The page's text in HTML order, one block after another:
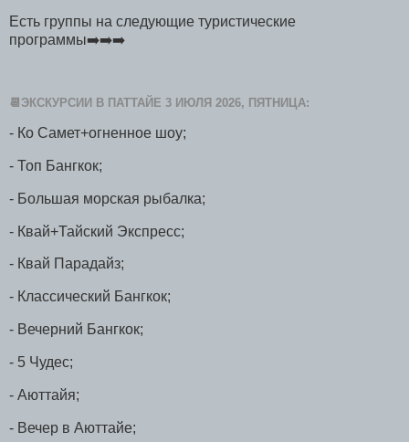
Есть группы на следующие туристические
программы➡️➡️➡️
📆ЭКСКУРСИИ В ПАТТАЙЕ 3 ИЮЛЯ 2026, ПЯТНИЦА:
- Ко Самет+огненное шоу;
- Топ Бангкок;
- Большая морская рыбалка;
- Квай+Тайский Экспресс;
- Квай Парадайз;
- Классический Бангкок;
- Вечерний Бангкок;
- 5 Чудес;
- Аюттайя;
- Вечер в Аюттайе;